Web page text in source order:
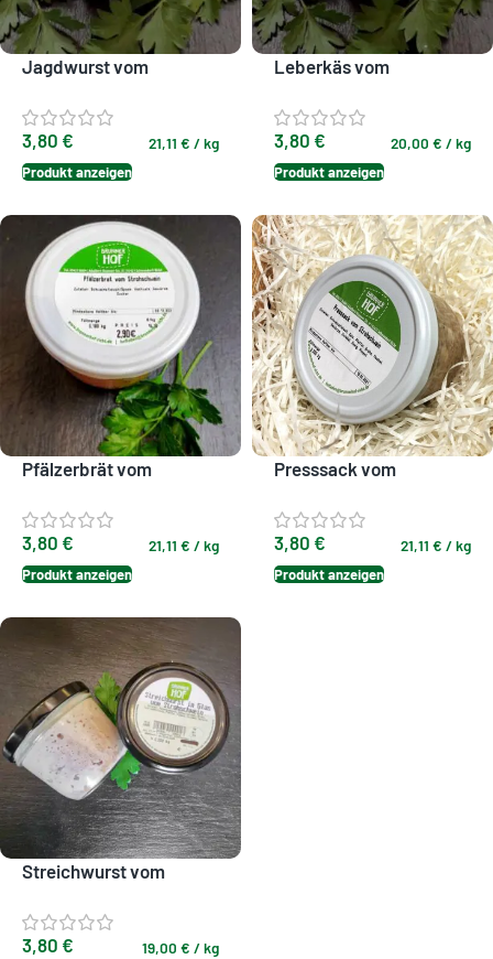
Jagdwurst vom
3,80 € 21,11 € /kg
Produkt anzeigen
Leberkäs vom
3,80 € 20,00 € /kg
Produkt anzeigen
Pfälzerbrät vom
3,80 € 21,11 € /kg
Produkt anzeigen
Presssack vom
3,80 € 21,11 € /kg
Produkt anzeigen
Streichwurst vom
3,80 € 19,00 € /kg